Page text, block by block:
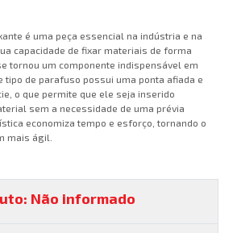
é uma peça essencial na indústria e na
capacidade de fixar materiais de forma
tornou um componente indispensável em
tipo de parafuso possui uma ponta afiada e
o que permite que ele seja inserido
sem a necessidade de uma prévia
economiza tempo e esforço, tornando o
mais ágil.
Não informado